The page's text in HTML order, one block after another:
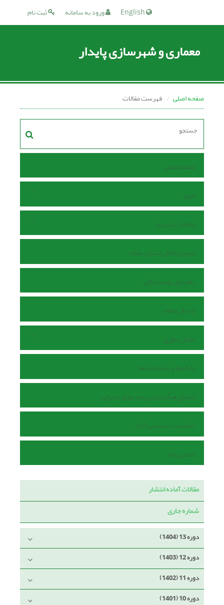
ثبت نام ورود به سامانه
معماری و شهرسازی پایدار
صفحه اصلی فهرست مقالات
صفحه اصلی
مرور
اطلاعات نشریه
اصول اخلاقی انتشار مقاله
راهنمای نویسندگان
ارسال مقاله
بخش داوری
بانک ها و نمایه نامه ها
اعضای هیأت تحریریه و عوامل اجرایی
سیاست دسترسی آزاد
تماس با ما
مقالات آماده انتشار
شماره جاری
دوره 13 (1404)
دوره 12 (1403)
دوره 11 (1402)
دوره 10 (1401)